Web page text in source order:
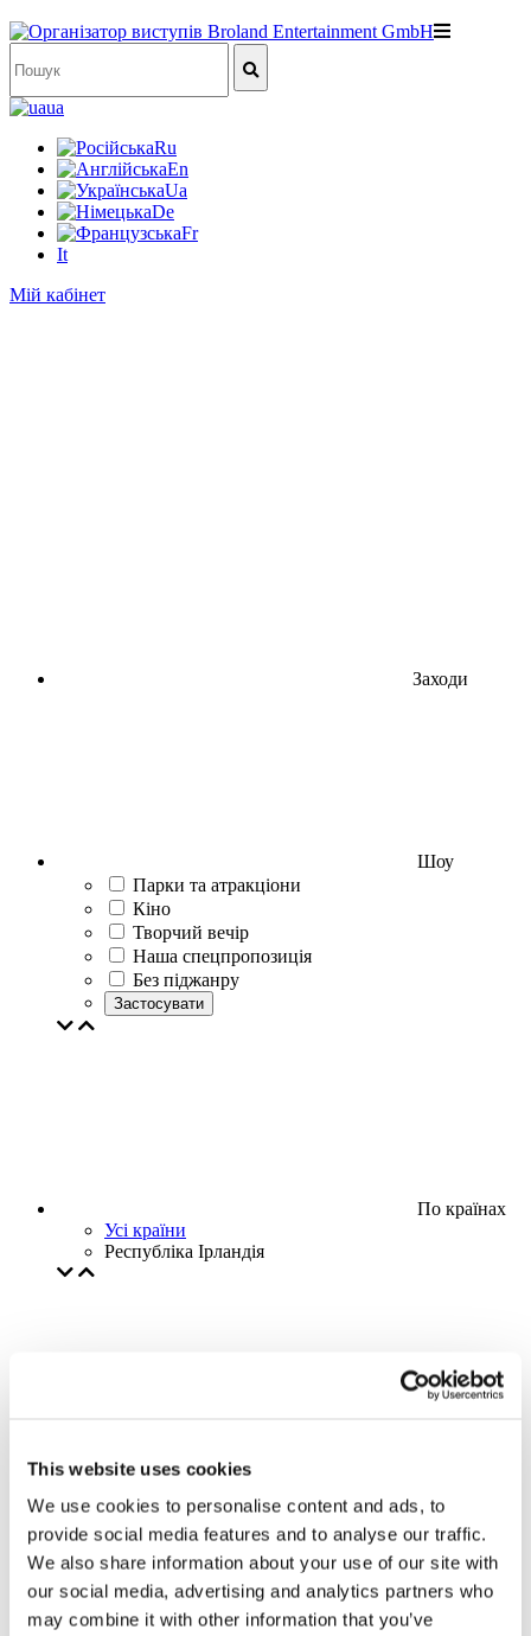
This website uses cookies
We use cookies to personalise content and ads, to
provide social media features and to analyse our traffic.
We also share information about your use of our site with
our social media, advertising and analytics partners who
may combine it with other information that you’ve
ua
Ru
En
Ua
De
Fr
It
Мій кабінет
Заходи
Шоу
Парки та атракціони
Кіно
Творчий вечір
Наша спецпропозиція
Без піджанру
Застосувати
По країнах
Усі країни
Республіка Ірландія